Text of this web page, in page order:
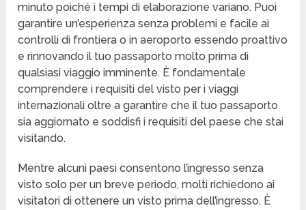
minuto poiché i tempi di elaborazione variano. Puoi
garantire un’esperienza senza problemi e facile ai
controlli di frontiera o in aeroporto essendo proattivo
e rinnovando il tuo passaporto molto prima di
qualsiasi viaggio imminente. È fondamentale
comprendere i requisiti del visto per i viaggi
internazionali oltre a garantire che il tuo passaporto
sia aggiornato e soddisfi i requisiti del paese che stai
visitando.
Mentre alcuni paesi consentono l’ingresso senza
visto solo per un breve periodo, molti richiedono ai
visitatori di ottenere un visto prima dell’ingresso. È